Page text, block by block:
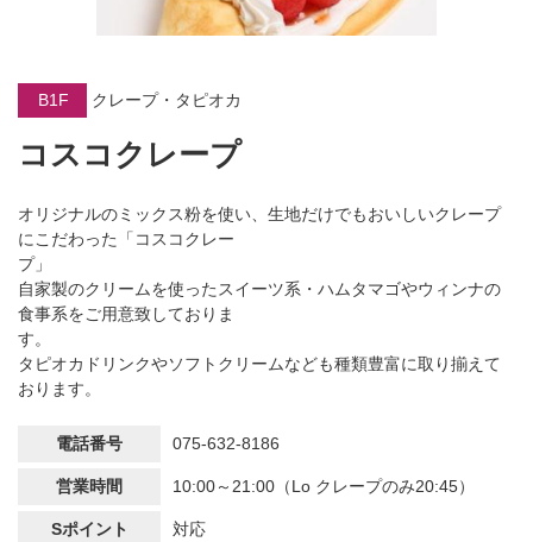
B1F クレープ・タピオカ
コスコクレープ
オリジナルのミックス粉を使い、生地だけでもおいしいクレープ
にこだわった「コスコクレー
プ
自家製のクリームを使ったスイーツ系・ハムタマゴやウィンナの
食事系をご用意致しておりま
す
タピオカドリンクやソフトクリームなども種類豊富に取り揃えて
おります。
電話番号 075-632-8186
営業時間 10:00～21:00（Lo クレープのみ20:45）
Sポイント 対応